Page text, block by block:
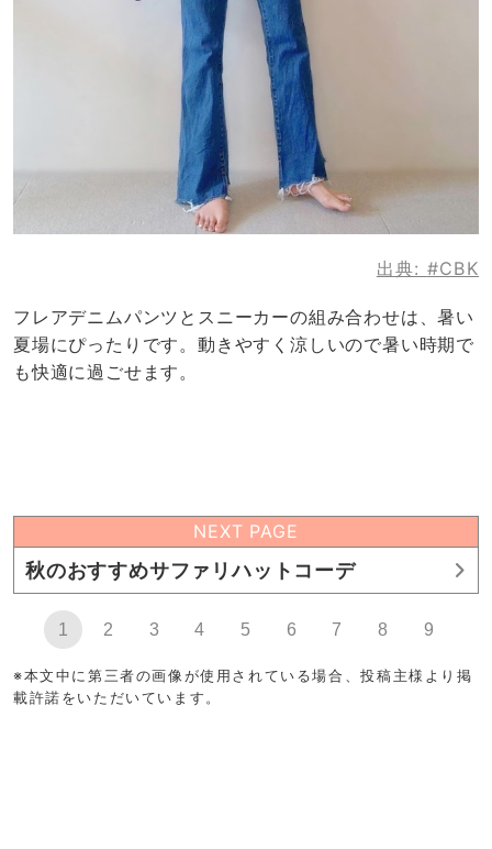
出典: #CBK
フレアデニムパンツとスニーカーの組み合わせは、暑い
夏場にぴったりです。動きやすく涼しいので暑い時期で
も快適に過ごせます。
NEXT PAGE
秋のおすすめサファリハットコーデ
1 2 3 4 5 6 7 8 9
※本文中に第三者の画像が使用されている場合、投稿主様より掲
載許諾をいただいています。